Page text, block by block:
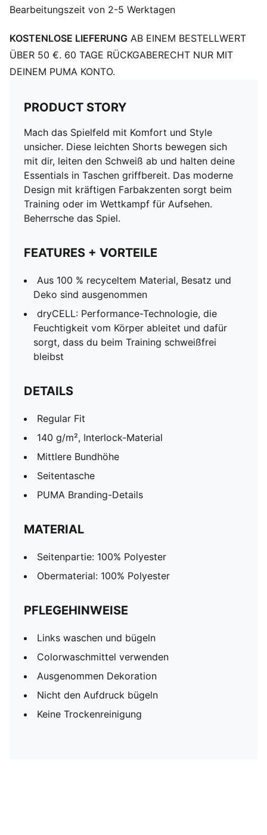
Bearbeitungszeit von 2-5 Werktagen
KOSTENLOSE LIEFERUNG AB EINEM BESTELLWERT
ÜBER 50 €. 60 TAGE RÜCKGABERECHT NUR MIT
DEINEM PUMA KONTO.
PRODUCT STORY
Mach das Spielfeld mit Komfort und Style
unsicher. Diese leichten Shorts bewegen sich
mit dir, leiten den Schweiß ab und halten deine
Essentials in Taschen griffbereit. Das moderne
Design mit kräftigen Farbakzenten sorgt beim
Training oder im Wettkampf für Aufsehen.
Beherrsche das Spiel.
FEATURES + VORTEILE
Aus 100 % recyceltem Material, Besatz und
Deko sind ausgenommen
dryCELL: Performance-Technologie, die
Feuchtigkeit vom Körper ableitet und dafür
sorgt, dass du beim Training schweißfrei
bleibst
DETAILS
Regular Fit
140 g/m², Interlock-Material
Mittlere Bundhöhe
Seitentasche
PUMA Branding-Details
MATERIAL
Seitenpartie: 100% Polyester
Obermaterial: 100% Polyester
PFLEGEHINWEISE
Links waschen und bügeln
Colorwaschmittel verwenden
Ausgenommen Dekoration
Nicht den Aufdruck bügeln
Keine Trockenreinigung